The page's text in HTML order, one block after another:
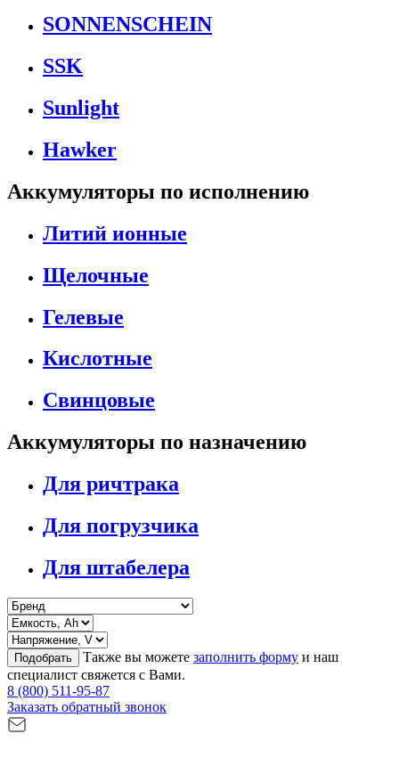
SONNENSCHEIN
SSK
Sunlight
Hawker
Аккумуляторы по исполнению
Литий ионные
Щелочные
Гелевые
Кислотные
Свинцовые
Аккумуляторы по назначению
Для ричтрака
Для погрузчика
Для штабелера
Подобрать Также вы можете заполнить форму и наш
специалист свяжется с Вами.
8 (800) 511-95-87
Заказать обратный звонок